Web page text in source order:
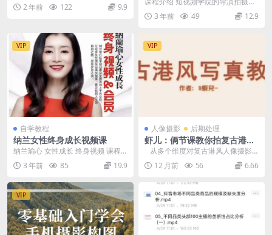
2 年前 122 9.9
辑核心课，主要内容结合导演思
维、互联网运营经验，...
3 年前 49 12.9
VIP
自学教程
纳兰女性终身成长视频课
纳兰瑜心 女性成长 终身视频 课程
完结 培训视频 2022-04-21 21:5...
3 年前 85 19.9
VIP
人像摄影 后期处理
虾儿：俩节课教你拍复古港风
人像
从多个维度对复古港风人像摄影
进行深度解析，不仅关注摄影技术
层面的要素，如拍...
12 月前 56 6.66
VIP